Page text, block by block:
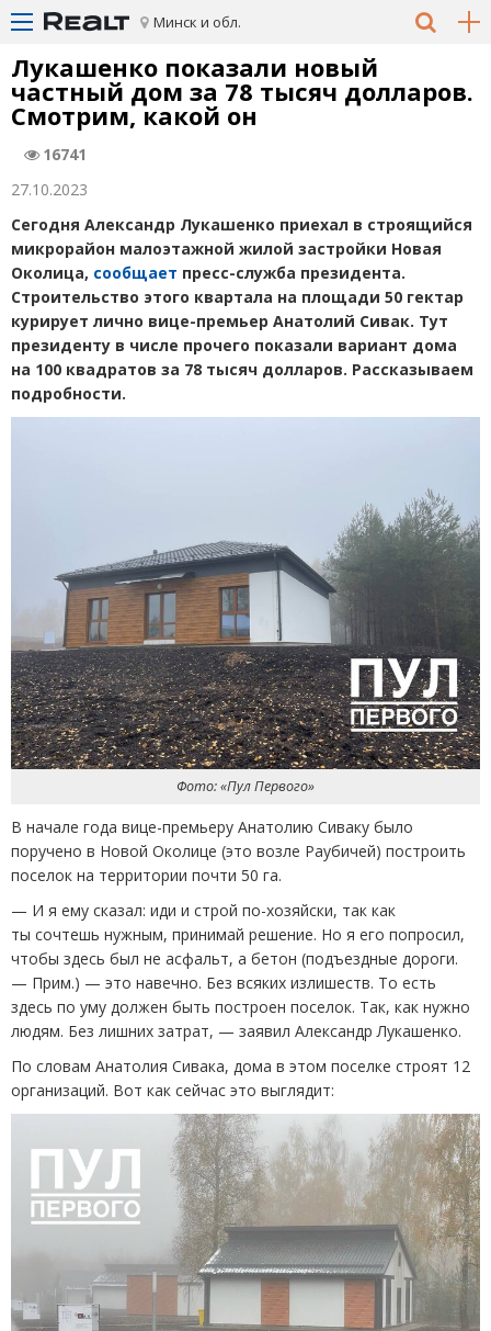
Минск и обл.
Лукашенко показали новый
частный дом за 78 тысяч долларов.
Смотрим, какой он
16741
27.10.2023
Сегодня Александр Лукашенко приехал в строящийся
микрорайон малоэтажной жилой застройки Новая
Околица, сообщает пресс-служба президента.
Строительство этого квартала на площади 50 гектар
курирует лично вице-премьер Анатолий Сивак. Тут
президенту в числе прочего показали вариант дома
на 100 квадратов за 78 тысяч долларов. Рассказываем
подробности.
Фото: «Пул Первого»
В начале года вице-премьеру Анатолию Сиваку было
поручено в Новой Околице (это возле Раубичей) построить
поселок на территории почти 50 га.
— И я ему сказал: иди и строй по-хозяйски, так как
ты сочтешь нужным, принимай решение. Но я его попросил,
чтобы здесь был не асфальт, а бетон (подъездные дороги.
— Прим.) — это навечно. Без всяких излишеств. То есть
здесь по уму должен быть построен поселок. Так, как нужно
людям. Без лишних затрат, — заявил Александр Лукашенко.
По словам Анатолия Сивака, дома в этом поселке строят 12
организаций. Вот как сейчас это выглядит: